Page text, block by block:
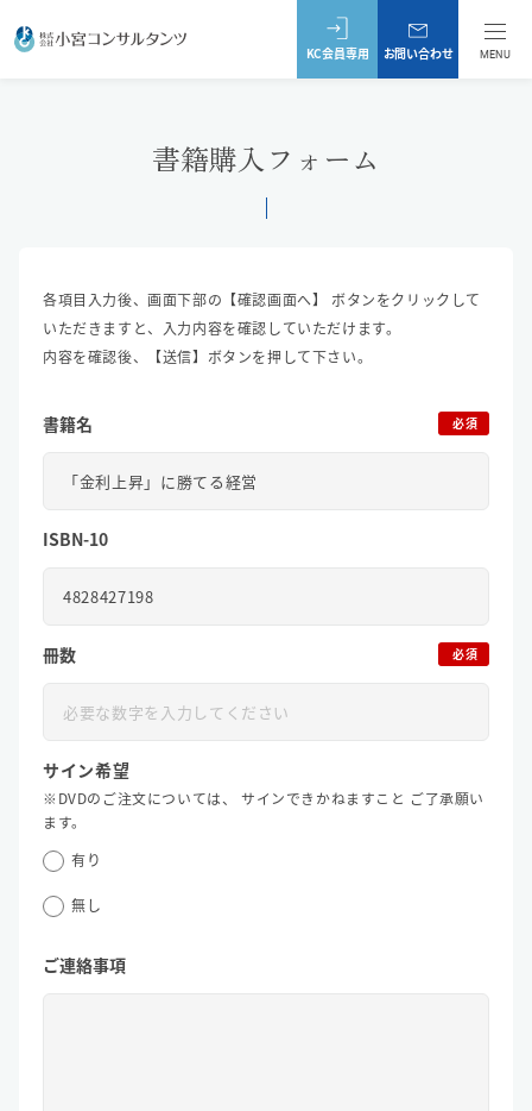
MENU
KC会員専用 お問い合わせ
書籍購入フォーム
各項目入力後、画面下部の【確認画面へ】 ボタンをクリックして
いただきますと、入力内容を確認していただけます。
内容を確認後、【送信】ボタンを押して下さい。
書籍名 必須
ISBN-10
冊数 必須
サイン希望
※DVDのご注文については、 サインできかねますこと ご了承願い
ます。
有り
無し
ご連絡事項